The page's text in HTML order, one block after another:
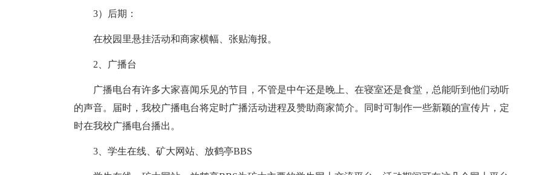
3）后期：
在校园里悬挂活动和商家横幅、张贴海报。
2、广播台
广播电台有许多大家喜闻乐见的节目，不管是中午还是晚上、在寝室还是食堂，总能听到他们动听
的声音。届时，我校广播电台将定时广播活动进程及赞助商家简介。同时可制作一些新颖的宣传片，定
时在我校广播电台播出。
3、学生在线、矿大网站、放鹤亭BBS